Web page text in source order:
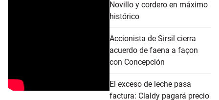
Novillo y cordero en máximo
histórico
Accionista de Sirsil cierra
acuerdo de faena a façon
con Concepción
El exceso de leche pasa
factura: Claldy pagará precio